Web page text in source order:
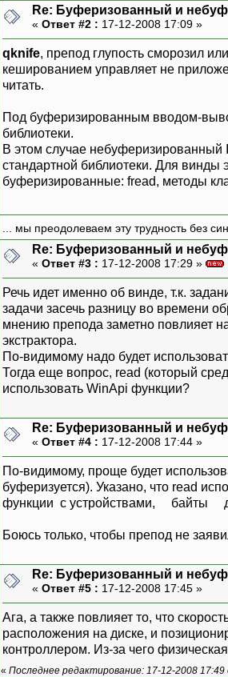
Re: Буферизованный и
« Ответ #2 : 17-12-2008 17:09 »
qknife, препод глупость сморозил
кешированием управляет не
читать.
Под буферизированным вводом-
библиотеки.
В этом случае небуферизированный
стандартной библиотеки. Для
буферизированные: fread, методы
... мы преодолеваем эту трудность без
Re: Буферизованный и
« Ответ #3 : 17-12-2008 17:29 »
Речь идет именно об винде, т.к.
задачи засечь разницу во времени
мнению препода заметно повлияет
экстрактора.
По-видимому надо будет
Тогда еще вопрос, read (который
использовать WinApi функции?
Re: Буферизованный и
« Ответ #4 : 17-12-2008 17:44 »
По-видимому, проще будет
буферизуется). Указано, что read
функции с устройствами, байты
Боюсь только, чтобы препод не
Re: Буферизованный и
« Ответ #5 : 17-12-2008 17:45 »
Ага, а также повлияет то, что
расположения на диске, и
контроллером. Из-за чего
« Последнее редактирование: 17-12-2008